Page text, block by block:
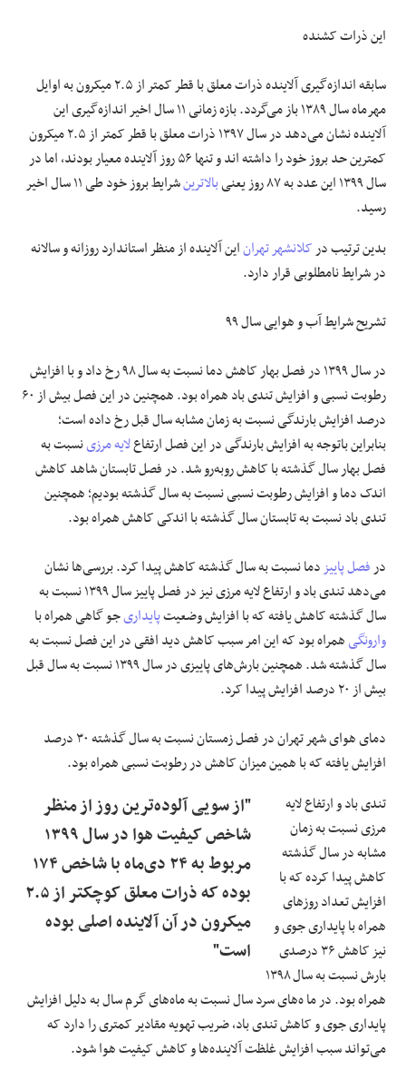
این ذرات کشنده
سابقه اندازه‌گیری آلاینده ذرات معلق با قطر کمتر از ۲.۵ میکرون به اوایل
مهرماه سال ۱۳۸۹ باز می‌گردد. بازه زمانی ۱۱ سال اخیر اندازه‌گیری این
آلاینده نشان می‌دهد در سال ۱۳۹۷ ذرات معلق با قطر کمتر از ۲.۵ میکرون
کمترین حد بروز خود را داشته اند و تنها ۵۶ روز آلاینده معیار بودند، اما در
سال ۱۳۹۹ این عدد به ۸۷ روز یعنی
بالاترین
شرایط بروز خود طی ۱۱ سال اخیر
رسید.
بدین ترتیب درکلانشهر تهراناین آلاینده از منظر استاندارد روزانه و سالانه
در شرایط نامطلوبی قرار دارد.
تشریح شرایط آب و هوایی سال ۹۹
در سال ۱۳۹۹ در فصل بهار کاهش دما نسبت به سال ۹۸ رخ داد و با افزایش
رطوبت نسبی و افزایش تندی باد همراه بود. همچنین در این فصل بیش از ۶۰
درصد افزایش بارندگی نسبت به زمان مشابه سال قبل رخ داده است؛
بنابراین باتوجه به افزایش بارندگی در این فصل ارتفاعلایه مرزینسبت به
فصل بهار سال گذشته با کاهش روبه‌رو شد. در فصل تابستان شاهد کاهش
اندک دما و افزایش رطوبت نسبی نسبت به سال گذشته بودیم؛ همچنین
تندی باد نسبت به تابستان سال گذشته با اندکی کاهش همراه بود.
درفصل پاییزدما نسبت به سال گذشته کاهش پیدا کرد. بررسی‌ها نشان
می‌دهد تندی باد و ارتفاع لایه مرزی نیز در فصل پاییز سال ۱۳۹۹ نسبت به
سال گذشته کاهش یافته که با افزایش وضعیتپایداریجو گاهی همراه با
وارونگیهمراه بود که این امر سبب کاهش دید افقی در این فصل نسبت به
سال گذشته شد. همچنین بارش‌های پاییزی در سال ۱۳۹۹ نسبت به سال قبل
بیش از ۲۰ درصد افزایش پیدا کرد.
دمای هوای شهر تهران در فصل زمستان نسبت به سال گذشته ۳۰ درصد
افزایش یافته که با همین میزان کاهش در رطوبت نسبی همراه بود.
"از سویی آلوده‌ترین روز از منظر
شاخص کیفیت هوا در سال ۱۳۹۹
مربوط به ۲۴ دی‌ماه با شاخص ۱۷۴
بوده که ذرات معلق کوچکتر از ۲.۵
میکرون در آن آلاینده اصلی بوده
است"
تندی باد و ارتفاع لایه
مرزی نسبت به زمان
مشابه در سال گذشته
کاهش پیدا کرده که با
افزایش تعداد روز‌های
همراه با پایداری جوی و
نیز کاهش ۳۶ درصدی
بارش نسبت به سال ۱۳۹۸
همراه بود. در ما ه‌های سرد سال نسبت به ماه‌های گرم سال به دلیل افزایش
پایداری جوی و کاهش تندی باد، ضریب تهویه مقادیر کمتری را دارد که
می‌تواند سبب افزایش غلظت آلاینده‌ها و کاهش کیفیت هوا شود.